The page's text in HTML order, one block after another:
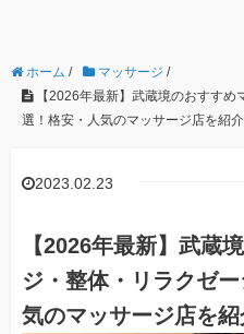
ホーム / マッサージ /
【2026年最新】武蔵境のおすす
選！格安・人気のマッサージ店を紹介
2023.02.23
【2026年最新】武蔵
ジ・整体・リラクゼ
気のマッサージ店を紹